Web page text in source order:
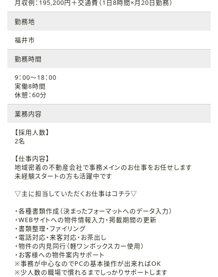
月収例：195,200円＋交通費（1日8時間×月20日勤務）
勤務地
福井市
勤務時間
9：00～18：00
実働8時間
休憩：60分
業務内容
【採用人数】
2名
【仕事内容】
地域密着の不動産会社で事務メインのお仕事をお任せします
未経験スタートの方も活躍中です
▽主に担当していただくお仕事はコチラ▽
・各種書類作成（決まったフォーマットへのデータ入力）
・WEBサイトへの物件情報入力・掲載期間の更新
・書類整理・ファイリング
・電話対応・来客対応・お茶出し
・物件の内見同行（軽ワンボックスカー使用）
・お客様への物件案内サポート
※事務が中心なのでPCの基本操作が出来ればOK
※少人数の職場で慣れるまでしっかりサポートします